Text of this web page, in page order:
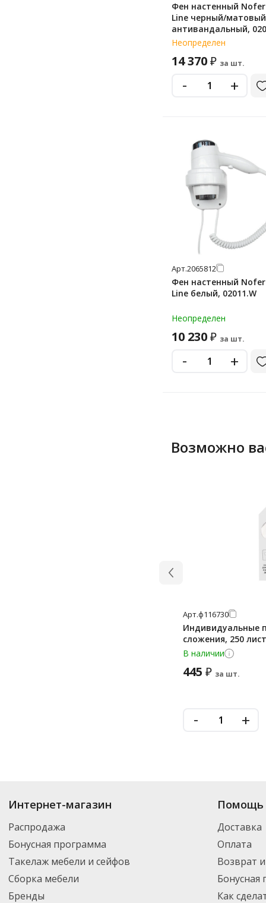
Фен настенный
Line черный/
антивандальный,
Неопределен
14 370₽ за шт.
- +
Арт.2065812
Фен настенный
Line белый, 02011.W
Неопределен
10 230₽ за шт.
- +
Возможно
Арт.ф116730
Индивидуальные
сложения, 250
В наличии
445 ₽ за шт.
- +
Купить
. В
Вы можете выбрать нужный товар и добавить его в корзину для
партнерской транспортной компанией DPD. Для постоянных
Интернет-магазин
Распродажа
Бонусная программа
Такелаж мебели и сейфов
Сборка мебели
Бренды
Помощь
Доставка
Оплата
Возврат
Бонусная
Как